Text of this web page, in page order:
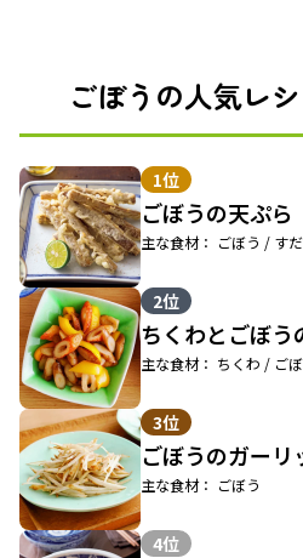
ごぼうの人気レ
1位
ごぼうの天ぷら
主な食材： ごぼう / す
2位
ちくわとごぼう
主な食材： ちくわ / ご
3位
ごぼうのガーリ
主な食材： ごぼう
4位